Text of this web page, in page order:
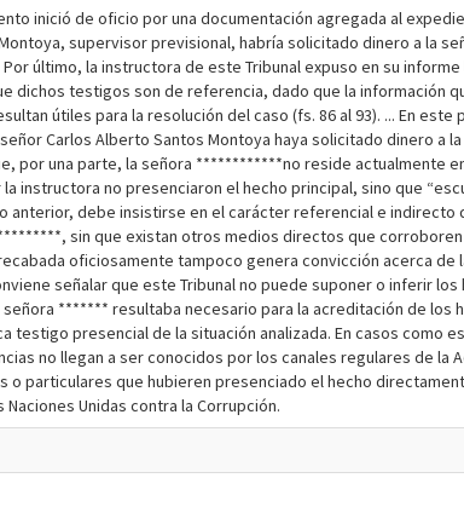
inició de oficio por una documentación agregada al
supervisor previsional, habría solicitado dinero a la
Por último, la instructora de este Tribunal expuso en su
dichos testigos son de referencia, dado que la
útiles para la resolución del caso (fs. 86 al 93). ... En
Carlos Alberto Santos Montoya haya solicitado dinero
por una parte, la señora ************no reside
instructora no presenciaron el hecho principal, sino que
anterior, debe insistirse en el carácter referencial e
sin que existan otros medios directos que
oficiosamente tampoco genera convicción acerca
señalar que este Tribunal no puede suponer o inferir
******* resultaba necesario para la acreditación de
testigo presencial de la situación analizada. En casos
no llegan a ser conocidos por los canales regulares de
o particulares que hubieren presenciado el hecho
Naciones Unidas contra la Corrupción.